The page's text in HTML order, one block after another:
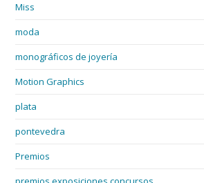
Miss
moda
monográficos de joyería
Motion Graphics
plata
pontevedra
Premios